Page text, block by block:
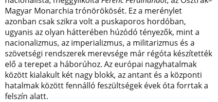
Magyar Monarchia trónörökösét. Ez a merénylet
azonban csak szikra volt a puskaporos hordóban,
ugyanis az olyan hátterében húzódó tényezők, mint a
nacionalizmus, az imperializmus, a militarizmus és a
szövetségi rendszerek merevsége már régóta készítették
elő a terepet a háborúhoz. Az európai nagyhatalmak
között kialakult két nagy blokk, az antant és a központi
hatalmak között fennálló feszültségek évek óta forrtak a
felszín alatt.